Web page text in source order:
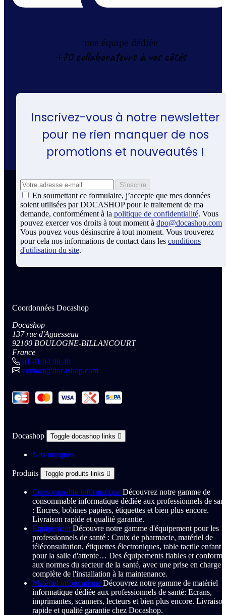
une équipe dédiée
+70 collaborateurs à vos côtés
Inscrivez-vous à notre newsletter
pour ne rien manquer de nos
promotions et nouveautés !
En soumettant ce formulaire, j’accepte que mes données
soient utilisées par DOCASHOP pour le traitement de ma
demande, conformément à la politique de confidentialité. Vous
pouvez exercer vos droits à tout moment à dpo@docashop.com
Vous pouvez vous désinscrire à tout moment. Vous trouverez
pour cela nos informations de contact dans les conditions
d'utilisation du site.
Coordonnées Docashop
Docashop
137 rue d'Aguesseau
92100 BOULOGNE-BILLANCOURT
France
01 41 04 90 40
contact@docashop.com
Docashop Toggle docashop links 
Nos marques
Produits Toggle produits links 
Consommable informatique Découvrez notre gamme de
consommable informatique dédiée aux professionnels de
: Encres, bobines papiers, étiquettes et bien plus encore.
Livraison rapide et qualité garantie.
Equipement Découvre notre gamme d'équipement pour les
professionnels de santé : Croix de pharmacie, matériel de
téléconsultation, étiquettes électroniques, table tactile enfant
pour la salle d'attente… Des équipements fiables et
aux normes du secteur de la santé, avec une prise en charge
complète de l'installation à la maintenance.
Matériel informatique Découvrez notre gamme de matériel
informatique dédiée aux professionnels de santé: Ecrans,
imprimantes, scanners, lecteurs et bien plus encore. Livraison
rapide et qualité garantie chez Docashop.